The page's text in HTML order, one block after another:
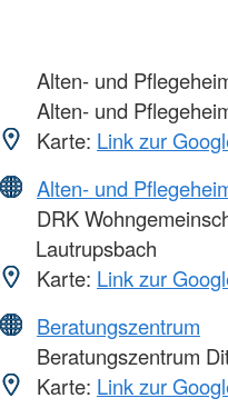
Alten- und
Alten- und
Karte: Link zur
Alten- und
DRK
Lautrupsbach
Karte: Link zur
Beratungszentrum
Beratungszentrum
Karte: Link zur